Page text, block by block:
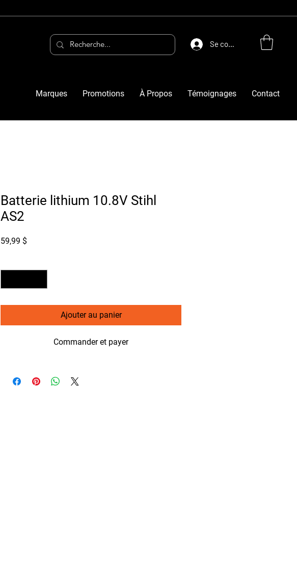
Se connecter
Marques Promotions À Propos Témoignages Contact
Batterie lithium 10.8V Stihl
AS2
59,99 $Prix
Ajouter au panier
Commander et payer